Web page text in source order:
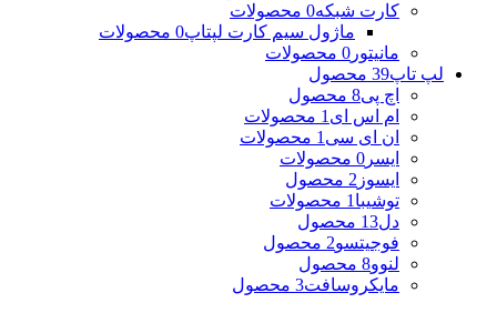
کارت شبکه0 محصولات
ماژول سیم کارت لپتاپ0 محصولات
مانیتور 0 محصولات
لپ تاپ39 محصول
اچ پی8 محصول
ام اس ای 1 محصولات
ان ای سی 1 محصولات
ایسر 0 محصولات
ایسوز 2 محصول
توشیبا 1 محصولات
دل13 محصول
فوجیتسو2 محصول
لنوو8 محصول
مایکروسافت3 محصول